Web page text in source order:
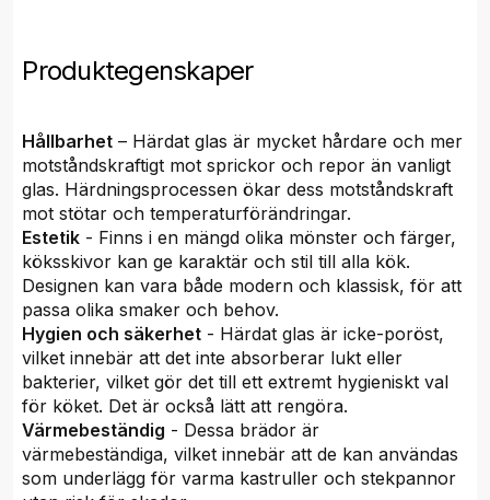
Produktegenskaper
Hållbarhet – Härdat glas är mycket hårdare och mer
motståndskraftigt mot sprickor och repor än vanligt
glas. Härdningsprocessen ökar dess motståndskraft
mot stötar och temperaturförändringar.
Estetik - Finns i en mängd olika mönster och färger,
köksskivor kan ge karaktär och stil till alla kök.
Designen kan vara både modern och klassisk, för att
passa olika smaker och behov.
Hygien och säkerhet - Härdat glas är icke-poröst,
vilket innebär att det inte absorberar lukt eller
bakterier, vilket gör det till ett extremt hygieniskt val
för köket. Det är också lätt att rengöra.
Värmebeständig - Dessa brädor är
värmebeständiga, vilket innebär att de kan användas
som underlägg för varma kastruller och stekpannor